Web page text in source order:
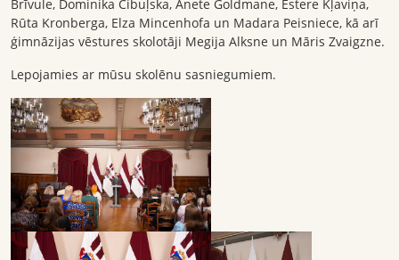
Brīvule, Dominika Cibuļska, Anete Goldmane, Estere Kļaviņa,
Rūta Kronberga, Elza Mincenhofa un Madara Peisniece, kā arī
ģimnāzijas vēstures skolotāji Megija Alksne un Māris Zvaigzne.
Lepojamies ar mūsu skolēnu sasniegumiem.